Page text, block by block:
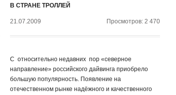
В СТРАНЕ ТРОЛЛЕЙ
21.07.2009 Просмотров: 2 470
С относительно недавних пор «северное
направление» российского дайвинга приобрело
большую популярность. Появление на
отечественном рынке надёжного и качественного